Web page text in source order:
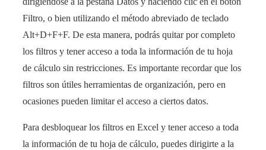
Filtro, o bien utilizando el método abreviado de teclado
Alt+D+F+F. De esta manera, podrás quitar por completo
los filtros y tener acceso a toda la información de tu hoja
de cálculo sin restricciones. Es importante recordar que los
filtros son útiles herramientas de organización, pero en
ocasiones pueden limitar el acceso a ciertos datos.
Para desbloquear los filtros en Excel y tener acceso a toda
la información de tu hoja de cálculo, puedes dirigirte a la